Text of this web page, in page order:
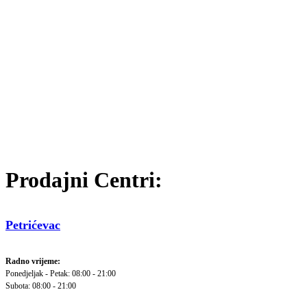
Prodajni Centri:
Petrićevac
Radno vrijeme:
Ponedjeljak - Petak: 08:00 - 21:00
Subota: 08:00 - 21:00